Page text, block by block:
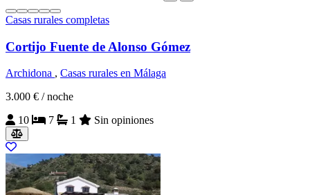
Casas rurales completas
Cortijo Fuente de Alonso Gómez
Archidona , Casas rurales en Málaga
3.000 € / noche
10
7 1 Sin opiniones